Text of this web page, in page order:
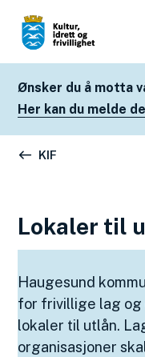
Ønsker du å motta
Her kan du melde
Du er her:
KIF
Lokaler til
Haugesund
for frivillige lag og
lokaler til utlån.
organisasjoner